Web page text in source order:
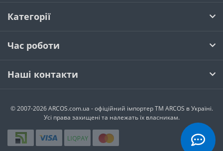
Категорії
Час роботи
Наші контакти
© 2007-2026 ARCOS.com.ua - офiцiйний iмпортер ТМ ARCOS в Україні.
Усi права захищенi та належать їх власникам.